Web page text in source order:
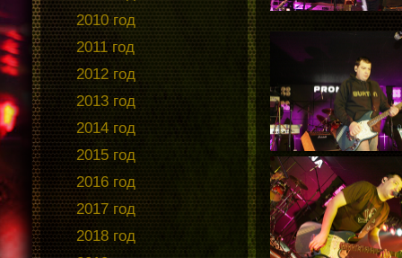
2010 год
2011 год
2012 год
2013 год
2014 год
2015 год
2016 год
2017 год
2018 год